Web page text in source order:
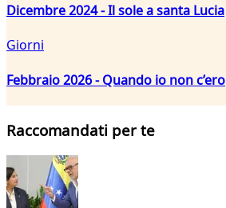
Dicembre 2024 - Il sole a santa Lucia
Giorni
Febbraio 2026 - Quando io non c’ero
Raccomandati per te